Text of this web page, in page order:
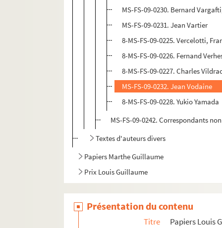
MS-FS-09-0230. Bernard
MS-FS-09-0231. Jean Vartier
8-MS-FS-09-0225. Vercelotti,
8-MS-FS-09-0226. Fernand
8-MS-FS-09-0227. Charles
MS-FS-09-0232. Jean Vodaine
8-MS-FS-09-0228. Yukio Yamada
MS-FS-09-0242. Correspondants
Textes d'auteurs divers
Papiers Marthe Guillaume
Prix Louis Guillaume
Présentation du contenu
Titre Papiers Louis